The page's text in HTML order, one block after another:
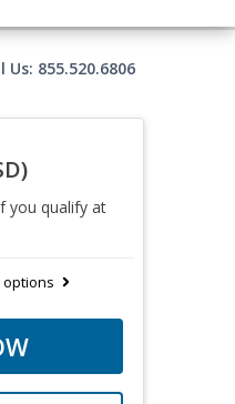
Us: 855.520.6806
you qualify at